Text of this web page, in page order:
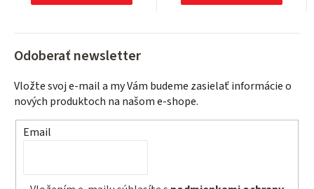
Odoberať newsletter
Vložte svoj e-mail a my Vám budeme zasielať informácie o
nových produktoch na našom e-shope.
Email